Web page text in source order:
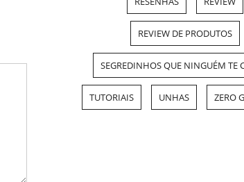
REVIEW DE PRODUTOS
SEGREDINHOS QUE NINGUÉM TE
TUTORIAIS UNHAS ZERO